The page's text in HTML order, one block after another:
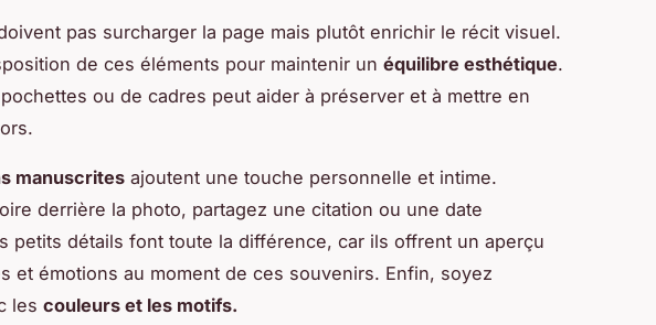
pas surcharger la page mais plutôt enrichir le récit visuel.
de ces éléments pour maintenir un équilibre esthétique.
ou de cadres peut aider à préserver et à mettre en
manuscrites ajoutent une touche personnelle et intime.
derrière la photo, partagez une citation ou une date
petits détails font toute la différence, car ils offrent un aperçu
et émotions au moment de ces souvenirs. Enfin, soyez
les couleurs et les motifs.